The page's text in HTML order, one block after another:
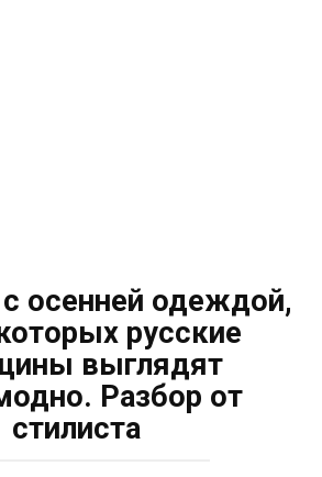
осенней одеждой,
русские
выглядят
Разбор от
стилиста